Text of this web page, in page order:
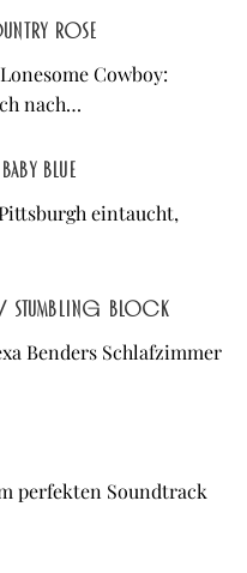
Rose
Cowboy:
nach…
Blue
eintaucht,
/ Stumbling Block
Benders Schlafzimmer
perfekten Soundtrack